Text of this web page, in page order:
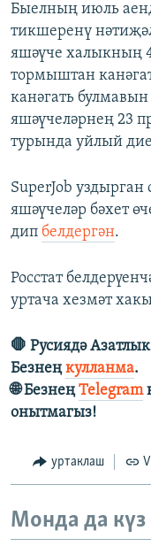
Быелның июль
тикшеренү
яшәүче халыкның
тормыштан
канәгать
яшәүчеләрнең 23
турында уйлый
SuperJob
яшәүчеләр бәхет
дип белдергән.
Росстат
уртача хезмәт
🛑 Русиядә
Безнеңкулланма.
🌐 БезнеңTelegram
онытмагыз!
уртаклаш
Монда да күз